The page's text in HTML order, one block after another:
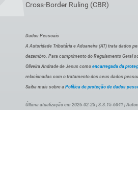
Cross-Border Ruling (CBR)
Dados Pessoais
A Autoridade Tributária e Aduaneira (AT) trata dados
dezembro. Para cumprimento do Regulamento Geral
Oliveira Andrade de Jesus como encarregada da
relacionadas com o tratamento dos seus dados
Saiba mais sobre a Política de proteção de dados
Última atualização em 2026-02-25 | 3.3.15-6041 |